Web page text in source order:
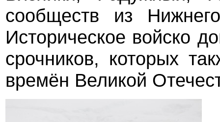
сообществ из
Историческое войско
срочников, которых
времён Великой